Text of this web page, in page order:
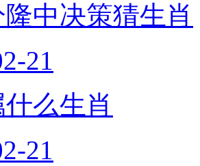
中决策猜生肖
21
么生肖
21